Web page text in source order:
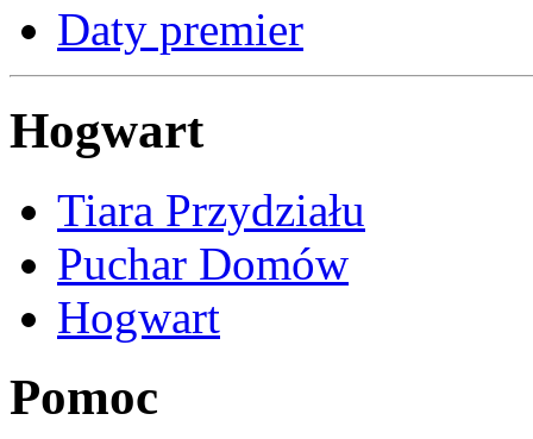
Daty premier
Hogwart
Tiara Przydziału
Puchar Domów
Hogwart
Pomoc